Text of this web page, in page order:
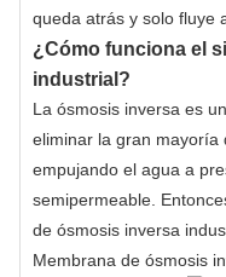
queda atrás y solo fluye
¿Cómo funciona el
industrial?
La ósmosis inversa es
eliminar la gran mayoría
empujando el agua a
semipermeable.
de ósmosis inversa
Membrana de ósmosis